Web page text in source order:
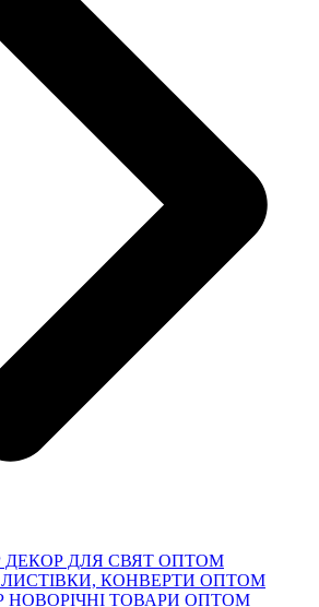
ДЕКОР ДЛЯ СВЯТ ОПТОМ
ЛИСТІВКИ, КОНВЕРТИ ОПТОМ
НОВОРІЧНІ ТОВАРИ ОПТОМ